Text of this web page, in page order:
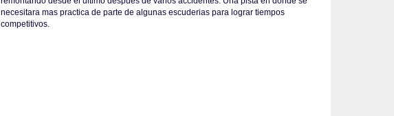
necesitara mas practica de parte de algunas escuderias para lograr tiempos
competitivos.